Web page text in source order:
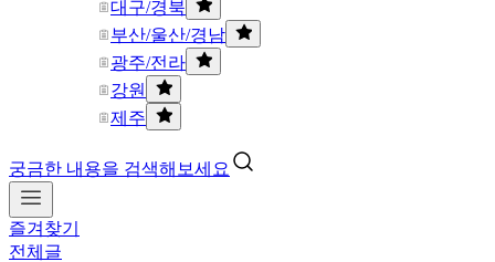
대구/경북
부산/울산/경남
광주/전라
강원
제주
궁금한 내용을 검색해보세요
즐겨찾기
전체글